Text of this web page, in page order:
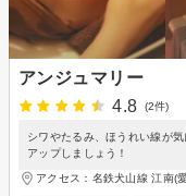
アンジュマリー
4.8
(2件)
シワやたるみ、ほうれい線が
アップしましょう！
アクセス：名鉄犬山線 江南